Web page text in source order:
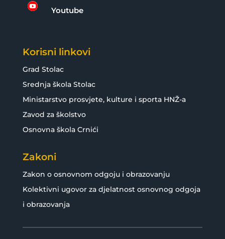
 Youtube
Korisni linkovi
Grad Stolac
Srednja škola Stolac
Ministarstvo prosvjete, kulture i sporta HNŽ-a
Zavod za školstvo
Osnovna škola Crnići
Zakoni
Zakon o osnovnom odgoju i obrazovanju
Kolektivni ugovor za djelatnost osnovnog odgoja
i obrazovanja